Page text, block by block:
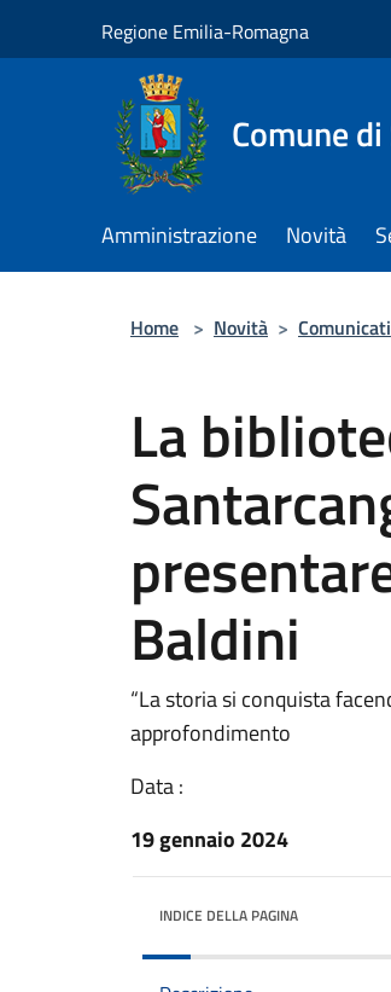
Regione Emilia-Romagna
Comune
Amministrazione Novità
Home > Novità > Comunicati
La
Baldini
“La storia si conquista
approfondimento
Data :
19 gennaio 2024
INDICE DELLA PAGINA